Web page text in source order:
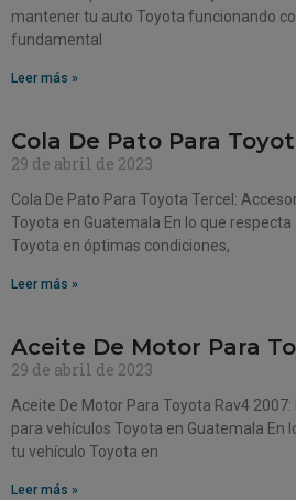
mantener tu auto Toyota funcionando
fundamental
Leer más »
Cola De Pato Para
29 de abril de 2023
Cola De Pato Para Toyota Tercel:
Toyota en Guatemala En lo que
Toyota en óptimas condiciones,
Leer más »
Aceite De Motor Para
29 de abril de 2023
Aceite De Motor Para Toyota Rav4
para vehículos Toyota en Guatemala En
tu vehículo Toyota en
Leer más »